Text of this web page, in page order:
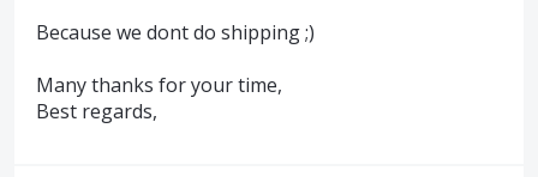
Because we dont do shipping ;)
Many thanks for your time,
Best regards,